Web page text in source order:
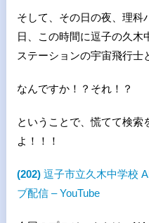
そして、その日の夜、理科
日、この時間に逗子の久木
ステーションの宇宙飛行士
なんですか！？それ！？
ということで、慌てて検索
よ！！！
(202) 逗子市立久木中学校
ブ配信 – YouTube